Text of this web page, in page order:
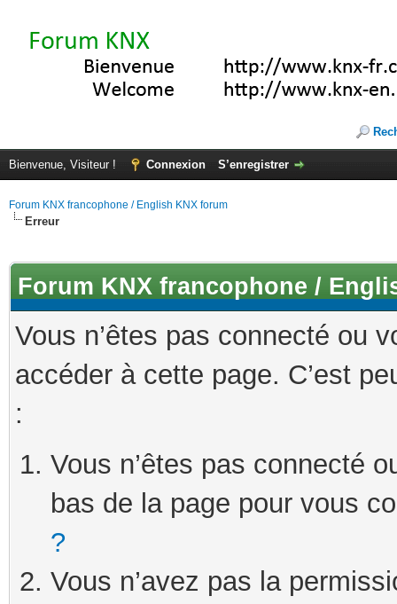
Bienvenue, Visiteur ! Connexion S’enregistrer
Forum KNX francophone / English KNX forum
Erreur
Forum KNX francophone /
Vous n’êtes pas connecté ou
accéder à cette page. C’est
:
Vous n’êtes pas connecté
bas de la page pour vous
?
Vous n’avez pas la